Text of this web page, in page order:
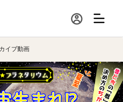
イブ動画